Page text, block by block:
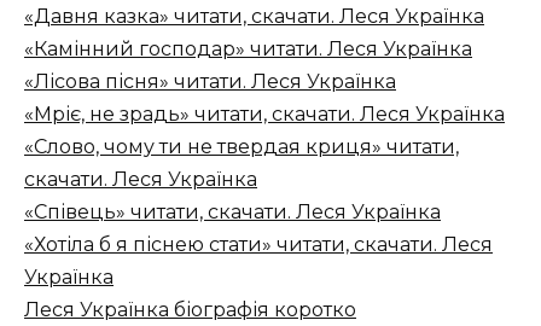
«Давня казка» читати, скачати. Леся Українка
«Камінний господар» читати. Леся Українка
«Лісова пісня» читати. Леся Українка
«Мріє, не зрадь» читати, скачати. Леся Українка
«Слово, чому ти не твердая криця» читати,
скачати. Леся Українка
«Співець» читати, скачати. Леся Українка
«Хотіла б я піснею стати» читати, скачати. Леся
Українка
Леся Українка біографія коротко